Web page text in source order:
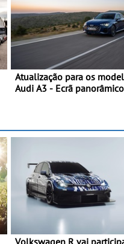
Atualização para os
Audi A3 - Ecrã
Volkswagen R vai